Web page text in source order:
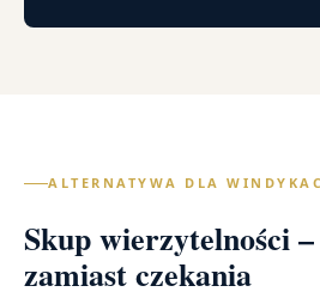
ALTERNATYWA DLA
Skup wierzytelności
zamiast czekania